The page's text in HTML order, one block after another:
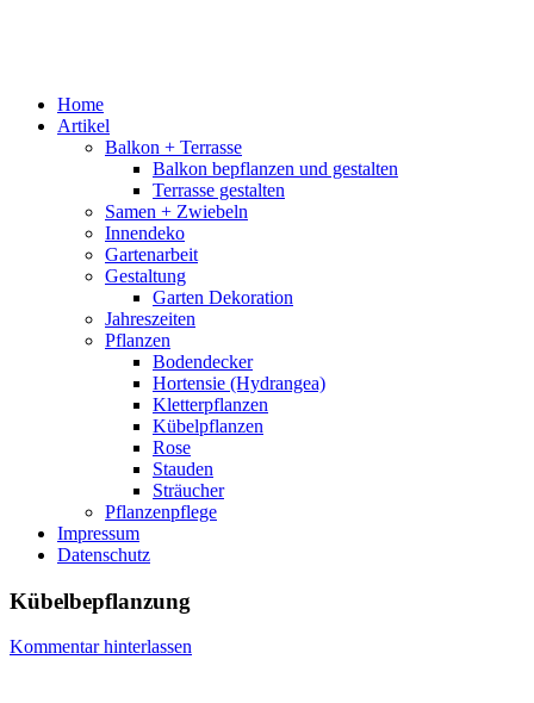
Home
Artikel
Balkon + Terrasse
Balkon bepflanzen und gestalten
Terrasse gestalten
Samen + Zwiebeln
Innendeko
Gartenarbeit
Gestaltung
Garten Dekoration
Jahreszeiten
Pflanzen
Bodendecker
Hortensie (Hydrangea)
Kletterpflanzen
Kübelpflanzen
Rose
Stauden
Sträucher
Pflanzenpflege
Impressum
Datenschutz
Kübelbepflanzung
Kommentar hinterlassen